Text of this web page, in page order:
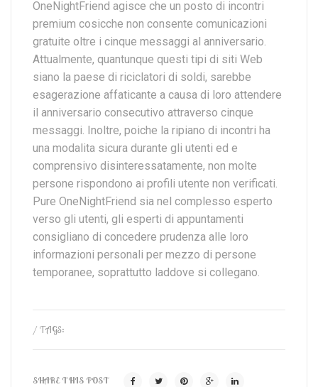
OneNightFriend agisce che un posto di incontri
premium cosicche non consente comunicazioni
gratuite oltre i cinque messaggi al anniversario.
Attualmente, quantunque questi tipi di siti Web
siano la paese di riciclatori di soldi, sarebbe
esagerazione affaticante a causa di loro attendere
il anniversario consecutivo attraverso cinque
messaggi. Inoltre, poiche la ripiano di incontri ha
una modalita sicura durante gli utenti ed e
comprensivo disinteressatamente, non molte
persone rispondono ai profili utente non verificati.
Pure OneNightFriend sia nel complesso esperto
verso gli utenti, gli esperti di appuntamenti
consigliano di concedere prudenza alle loro
informazioni personali per mezzo di persone
temporanee, soprattutto laddove si collegano.
/ TAGS:
SHARE THIS POST